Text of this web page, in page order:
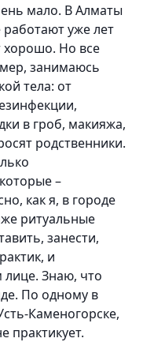
мало. В Алматы
работают уже лет
хорошо. Но все
занимаюсь
тела: от
в гроб, макияжа,
родственники.
–
как я, в городе
ритуальные
занести,
и
лице. Знаю, что
По одному в
Каменогорске,
практикует.